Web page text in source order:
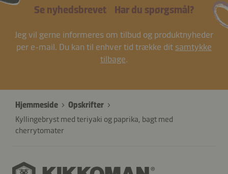
Se nyhedsbrevet Har du spørgsmål?
Jeg vil gerne informeres om tilbud og produktnyheder
per e-mail. Du kan til enhver tid trække dit samtykke
tilbage.
Hjemmeside
Opskrifter
Kyllingebryst med teriyaki og paprika, bagt med
cherrytomater